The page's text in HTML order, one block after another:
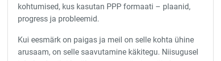
kohtumised, kus kasutan PPP formaati – plaanid,
progress ja probleemid.
Kui eesmärk on paigas ja meil on selle kohta ühine
arusaam, on selle saavutamine käkitegu. Niisugusel